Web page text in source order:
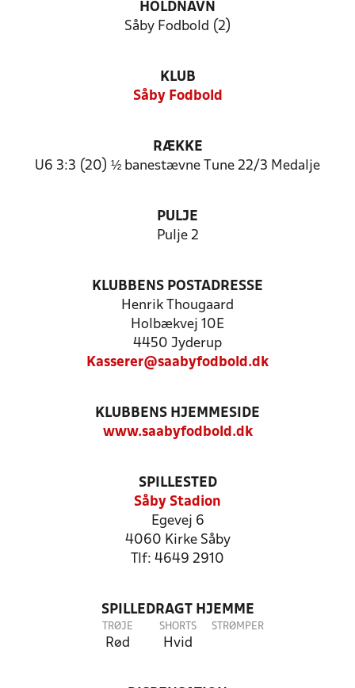
HOLDNAVN
Såby Fodbold (2)
KLUB
Såby Fodbold
RÆKKE
U6 3:3 (20) ½ banestævne Tune 22/3 Medalje
PULJE
Pulje 2
KLUBBENS POSTADRESSE
Henrik Thougaard
Holbækvej 10E
4450 Jyderup
Kasserer@saabyfodbold.dk
KLUBBENS HJEMMESIDE
www.saabyfodbold.dk
SPILLESTED
Såby Stadion
Egevej 6
4060 Kirke Såby
Tlf: 4649 2910
SPILLEDRAGT HJEMME
TRØJE
Rød
SHORTS
Hvid
STRØMPER